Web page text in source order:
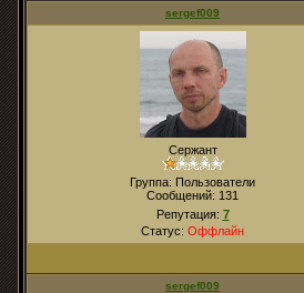
sergef009
Сержант
Группа: Пользователи
Сообщений: 131
Репутация: 7
Статус: Оффлайн
sergef009